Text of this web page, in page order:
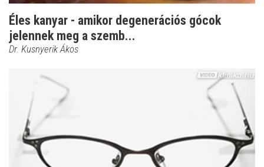
Éles kanyar - amikor degenerációs gócok
jelennek meg a szemb...
Dr. Kusnyerik Ákos